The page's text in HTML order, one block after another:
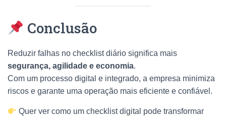
Conclusão
Reduzir falhas no checklist diário significa mais
segurança, agilidade e economia.
Com um processo digital e integrado, a empresa minimiza
riscos e garante uma operação mais eficiente e confiável.
Quer ver como um checklist digital pode transformar